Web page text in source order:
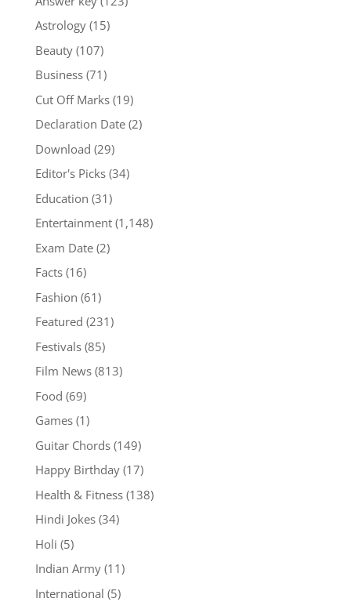
Astrology(15)
Beauty(107)
Business(71)
Cut Off Marks(19)
Declaration Date(2)
Download (29)
Editor's Picks(34)
Education (31)
Entertainment(1,148)
Exam Date(2)
Facts(16)
Fashion (61)
Featured (231)
Festivals(85)
Film News(813)
Food (69)
Games(1)
Guitar Chords(149)
Happy Birthday(17)
Health & Fitness(138)
Hindi Jokes(34)
Holi (5)
Indian Army(11)
International (5)